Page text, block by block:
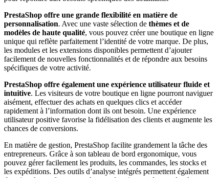
PrestaShop offre une grande flexibilité en matière de
personnalisation. Avec une vaste sélection de thèmes et de
modèles de haute qualité, vous pouvez créer une boutique en ligne
unique qui reflète parfaitement l’identité de votre marque. De plus,
les modules et les extensions disponibles permettent d’ajouter
facilement de nouvelles fonctionnalités et de répondre aux besoins
spécifiques de votre activité.
PrestaShop offre également une expérience utilisateur fluide et
intuitive. Les visiteurs de votre boutique en ligne pourront naviguer
aisément, effectuer des achats en quelques clics et accéder
rapidement à l’information dont ils ont besoin. Une expérience
utilisateur positive favorise la fidélisation des clients et augmente les
chances de conversions.
En matière de gestion, PrestaShop facilite grandement la tâche des
entrepreneurs. Grâce à son tableau de bord ergonomique, vous
pouvez gérer facilement les produits, les commandes, les stocks et
les expéditions. Des outils d’analyse intégrés permettent également